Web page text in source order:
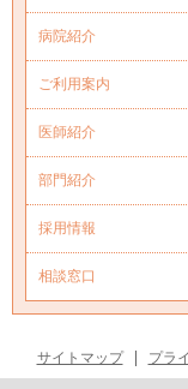
病院紹介
ご利用案内
医師紹介
部門紹介
採用情報
相談窓口
サイトマップ プラ